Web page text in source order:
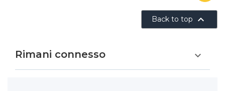
Back to top 
Rimani connesso 